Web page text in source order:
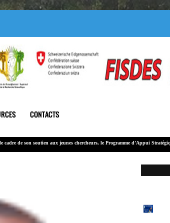
CONTACTS
soutienaux jeunes chercheurs, le Programme d’Appui Stratégique à la
à cet appel est de 100 000 000 F CFA.
2026